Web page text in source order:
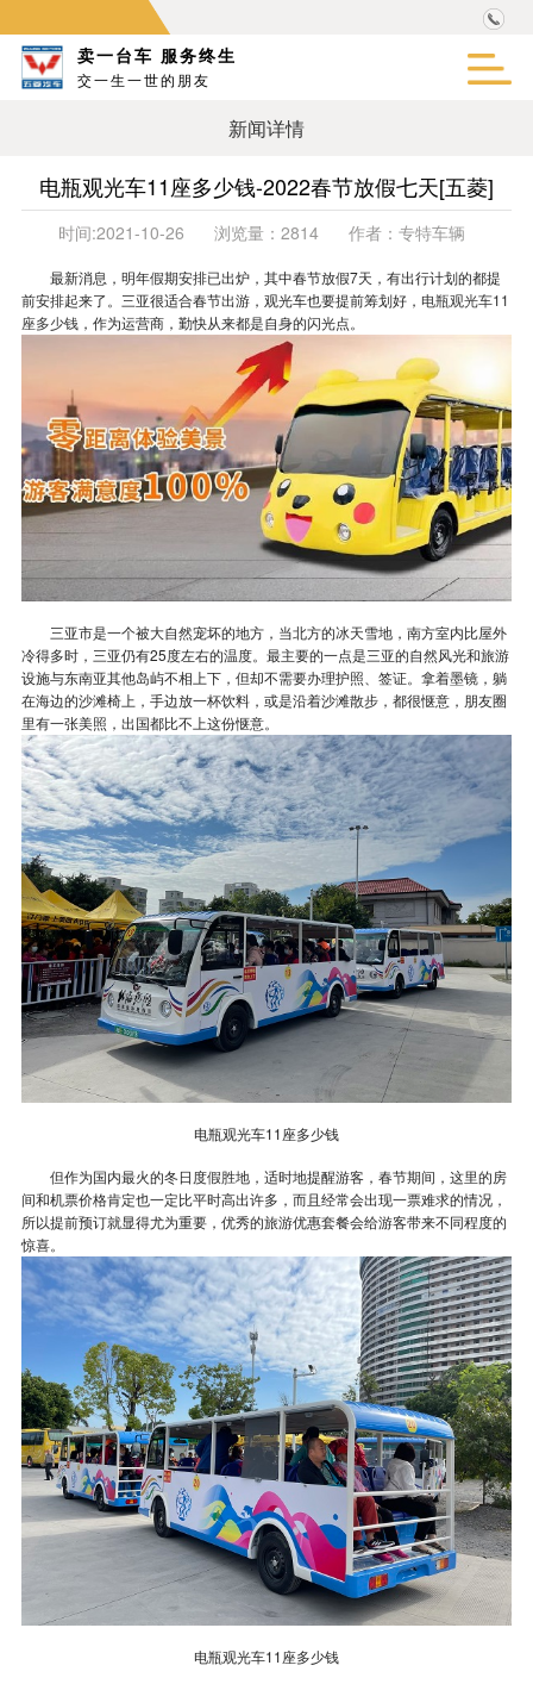
卖一台车 服务终生
交一生一世的朋友
新闻详情
电瓶观光车11座多少钱-2022春节放假七天[五菱]
时间:2021-10-26 浏览量： 2814 作者： 专特车辆
最新消息，明年假期安排已出炉，其中春节放假7天，有出行计划的都提
前安排起来了。三亚很适合春节出游，观光车也要提前筹划好， 电瓶观光车11
座多少钱，作为运营商，勤快从来都是自身的闪光点。
三亚市是一个被大自然宠坏的地方，当北方的冰天雪地，南方室内比屋外
冷得多时，三亚仍有25度左右的温度。最主要的一点是三亚的自然风光和旅游
设施与东南亚其他岛屿不相上下，但却不需要办理护照、签证。拿着墨镜，躺
在海边的沙滩椅上，手边放一杯饮料，或是沿着沙滩散步，都很惬意，朋友圈
里有一张美照，出国都比不上这份惬意。
电瓶观光车11座多少钱
但作为国内最火的冬日度假胜地，适时地提醒游客，春节期间，这里的房
间和机票价格肯定也一定比平时高出许多，而且经常会出现一票难求的情况，
所以提前预订就显得尤为重要，优秀的旅游优惠套餐会给游客带来不同程度的
惊喜。
电瓶观光车11座多少钱